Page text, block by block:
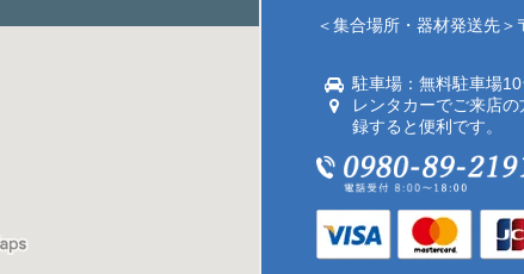
＜集合場所・器材発送先
駐車場：無料駐車場10
レンタカーでご来店
録すると便利です。